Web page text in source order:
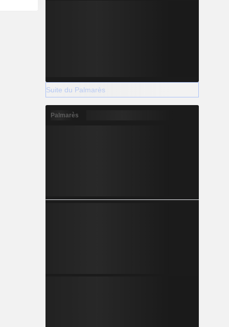
Suite du Palmarès
Palmarès